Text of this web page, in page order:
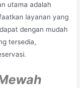
utama adalah
layanan yang
dengan mudah
tersedia,